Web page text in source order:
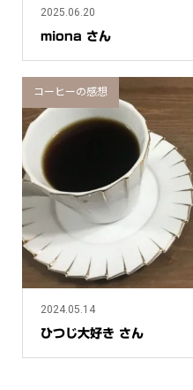
2025.06.20
miona さん
2024.05.14
ひつじ大好き さん
コーヒーの感想